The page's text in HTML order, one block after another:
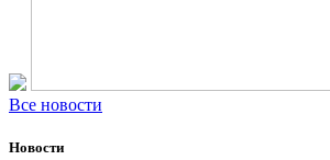
Все новости
Новости